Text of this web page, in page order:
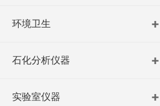
环境卫生
石化分析仪器
实验室仪器